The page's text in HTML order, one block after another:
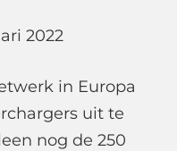
2022
in Europa
uit te
nog de 250